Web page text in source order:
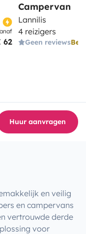
62
Campervan
Lannilis
4 reizigers
Geen reviews
Huur aanvragen
en veilig
en campervans
vertrouwde derde
voor